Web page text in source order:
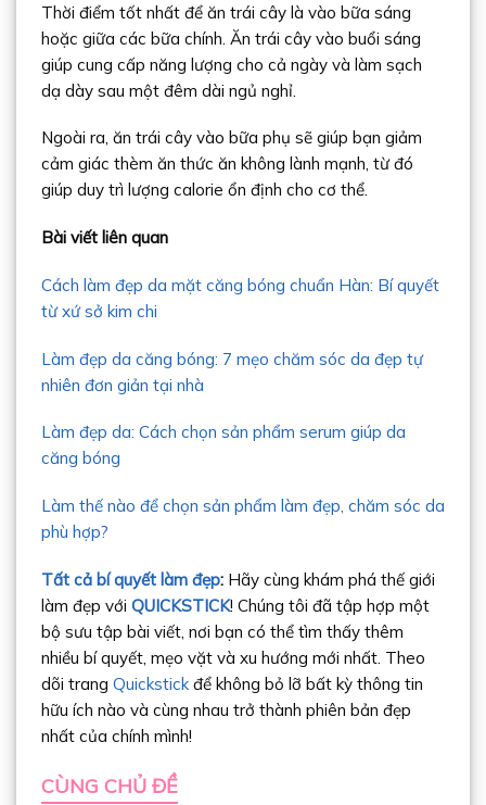
Thời điểm tốt nhất để ăn trái cây là vào bữa sáng
hoặc giữa các bữa chính. Ăn trái cây vào buổi sáng
giúp cung cấp năng lượng cho cả ngày và làm sạch
dạ dày sau một đêm dài ngủ nghỉ.
Ngoài ra, ăn trái cây vào bữa phụ sẽ giúp bạn giảm
cảm giác thèm ăn thức ăn không lành mạnh, từ đó
giúp duy trì lượng calorie ổn định cho cơ thể.
Bài viết liên quan
Cách làm đẹp da mặt căng bóng chuẩn Hàn: Bí quyết
từ xứ sở kim chi
Làm đẹp da căng bóng: 7 mẹo chăm sóc da đẹp tự
nhiên đơn giản tại nhà
Làm đẹp da: Cách chọn sản phẩm serum giúp da
căng bóng
Làm thế nào để chọn sản phẩm làm đẹp, chăm sóc da
phù hợp?
Tất cả bí quyết làm đẹp: Hãy cùng khám phá thế giới
làm đẹp với QUICKSTICK! Chúng tôi đã tập hợp một
bộ sưu tập bài viết, nơi bạn có thể tìm thấy thêm
nhiều bí quyết, mẹo vặt và xu hướng mới nhất. Theo
dõi trang Quickstickđể không bỏ lỡ bất kỳ thông tin
hữu ích nào và cùng nhau trở thành phiên bản đẹp
nhất của chính mình!
CÙNG CHỦ ĐỀ